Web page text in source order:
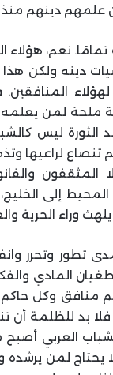
دينهم منذ
نعم،
دينه ولكن
لهؤلاء
ملحة لمن يعلمه
الثورة ليس
لراعيها
المثقفون
إلى
وراء الحرية
تطور وتحرر
المادي
منافق وكل
بد للظلمة أن
العربي
يحتاج لمن يرشده